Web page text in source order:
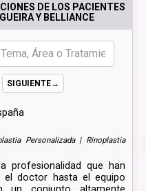
DE LOS PACIENTES
Y BELLIANCE
SIGUIENTE→
Personalizada | Rinoplastia
que han
el doctor hasta el equipo